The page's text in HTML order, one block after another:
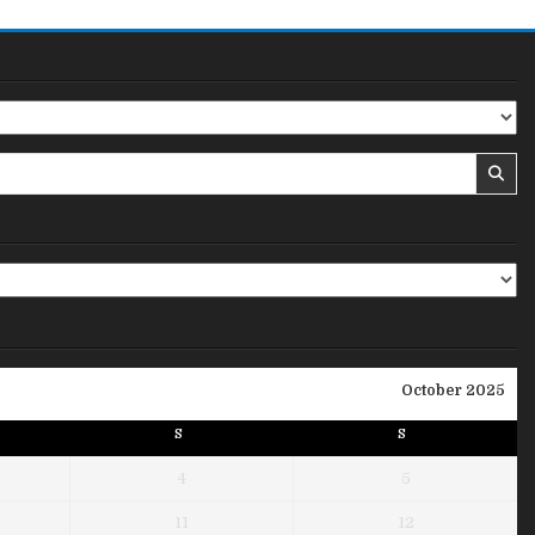
October 2025
S S
4 5
11 12